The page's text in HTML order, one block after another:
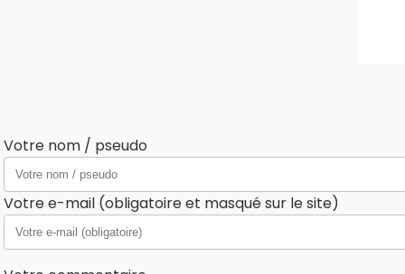
Votre nom / pseudo
Votre e-mail (obligatoire et masqué sur le site)